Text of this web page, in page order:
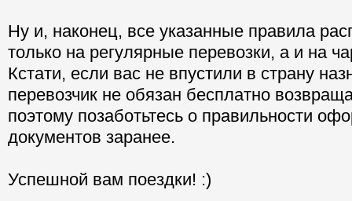
Ну и, наконец, все указанные правила
только на регулярные перевозки, а и на
Кстати, если вас не впустили в страну
перевозчик не обязан бесплатно
поэтому позаботьтесь о правильности
документов заранее.
Успешной вам поездки! :)